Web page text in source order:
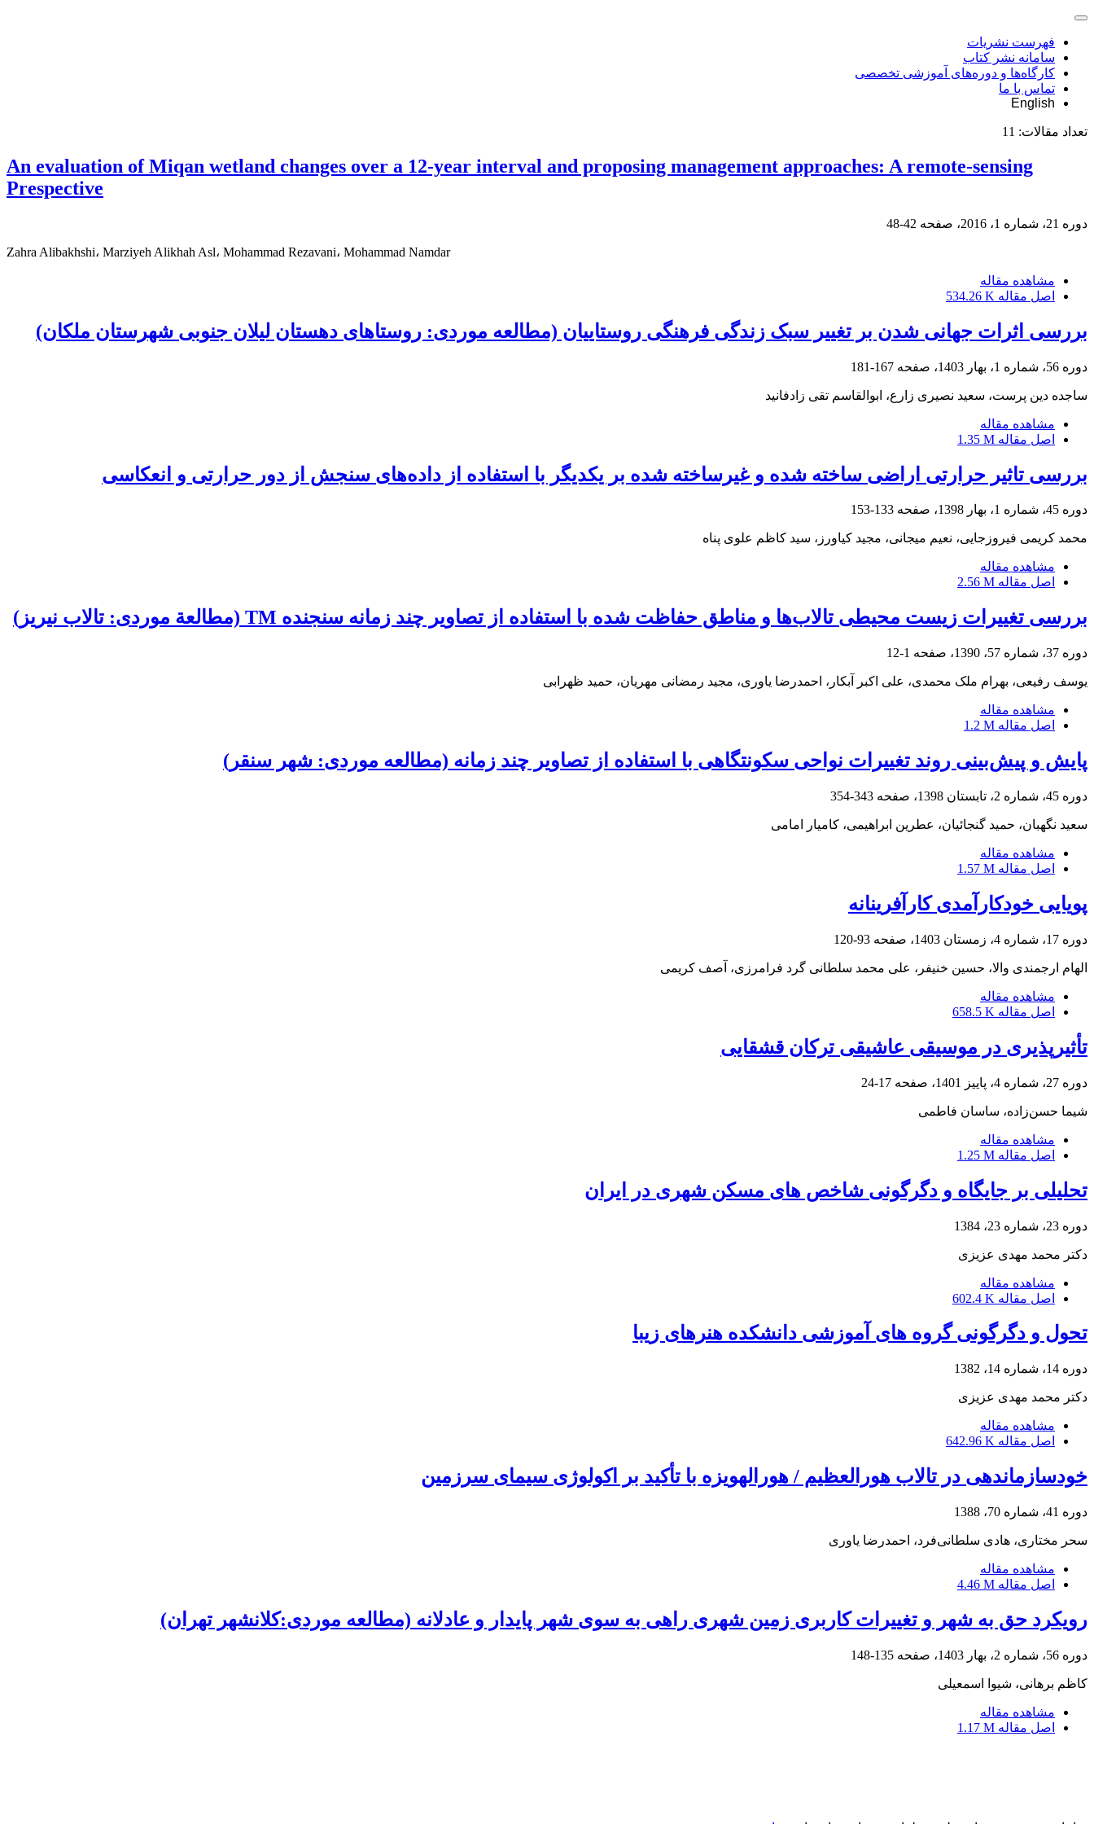
فهرست نشریات
سامانه نشر کتاب
کارگاه‌ها و دوره‌های آموزشی تخصصی
تماس با ما
English
تعداد مقالات: 11
An evaluation of Miqan wetland changes over a 12-year interval and proposing management approaches: A remote-sensing
Prespective
دوره 21، شماره 1، 2016، صفحه 42-48
Zahra Alibakhshi، Marziyeh Alikhah Asl، Mohammad Rezavani، Mohammad Namdar
مشاهده مقاله
اصل مقاله 534.26 K
بررسی اثرات جهانی شدن بر تغییر سبک زندگی فرهنگی روستاییان (مطالعه موردی: روستاهای دهستان لیلان جنوبی شهرستان ملکان)
دوره 56، شماره 1، بهار 1403، صفحه 167-181
ساجده دین پرست، سعید نصیری زارع، ابوالقاسم تقی زادفانید
مشاهده مقاله
اصل مقاله 1.35 M
بررسی تاثیر حرارتی اراضی ساخته شده و غیرساخته شده بر یکدیگر با استفاده از داده‌های سنجش از دور حرارتی و انعکاسی
دوره 45، شماره 1، بهار 1398، صفحه 133-153
محمد کریمی فیروزجایی، نعیم میجانی، مجید کیاورز، سید کاظم علوی پناه
مشاهده مقاله
اصل مقاله 2.56 M
بررسی تغییرات زیست محیطی تالاب‌ها و مناطق حفاظت شده با استفاده از تصاویر چند زمانه سنجنده TM (مطالعة موردی: تالاب نیریز)
دوره 37، شماره 57، 1390، صفحه 1-12
یوسف رفیعی، بهرام ملک محمدی، علی اکبر آبکار، احمدرضا یاوری، مجید رمضانی مهریان، حمید ظهرابی
مشاهده مقاله
اصل مقاله 1.2 M
پایش و پیش‌بینی روند تغییرات نواحی سکونتگاهی با استفاده از تصاویر چند زمانه (مطالعه موردی: شهر سنقر)
دوره 45، شماره 2، تابستان 1398، صفحه 343-354
سعید نگهبان، حمید گنجائیان، عطرین ابراهیمی، کامیار امامی
مشاهده مقاله
اصل مقاله 1.57 M
پویایی خودکارآمدی کارآفرینانه
دوره 17، شماره 4، زمستان 1403، صفحه 93-120
الهام ارجمندی والا، حسین خنیفر، علی محمد سلطانی گرد فرامرزی، آصف کریمی
مشاهده مقاله
اصل مقاله 658.5 K
تأثیرپذیری در موسیقی عاشیقی ترکان قشقایی
دوره 27، شماره 4، پاییز 1401، صفحه 17-24
شیما حسن‌زاده، ساسان فاطمی
مشاهده مقاله
اصل مقاله 1.25 M
تحلیلی بر جایگاه و دگرگونی شاخص های مسکن شهری در ایران
دوره 23، شماره 23، 1384
دکتر محمد مهدی عزیزی
مشاهده مقاله
اصل مقاله 602.4 K
تحول و دگرگونی گروه های آموزشی دانشکده هنرهای زیبا
دوره 14، شماره 14، 1382
دکتر محمد مهدی عزیزی
مشاهده مقاله
اصل مقاله 642.96 K
خودسازماندهی در تالاب هورالعظیم / هورالهویزه با تأکید بر اکولوژی سیمای سرزمین
دوره 41، شماره 70، 1388
سحر مختاری، هادی سلطانی‌فرد، احمدرضا یاوری
مشاهده مقاله
اصل مقاله 4.46 M
رویکرد حق به شهر و تغییرات کاربری زمین شهری راهی به سوی شهر پایدار و عادلانه (مطالعه موردی:کلانشهر تهران)
دوره 56، شماره 2، بهار 1403، صفحه 135-148
کاظم برهانی، شیوا اسمعیلی
مشاهده مقاله
اصل مقاله 1.17 M